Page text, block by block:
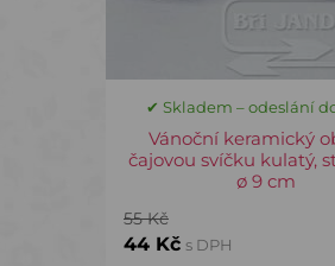
✔ Skladem – odeslání
Vánoční keramický
čajovou svíčku kulatý,
ø 9 cm
55 Kč
44 Kč s DPH